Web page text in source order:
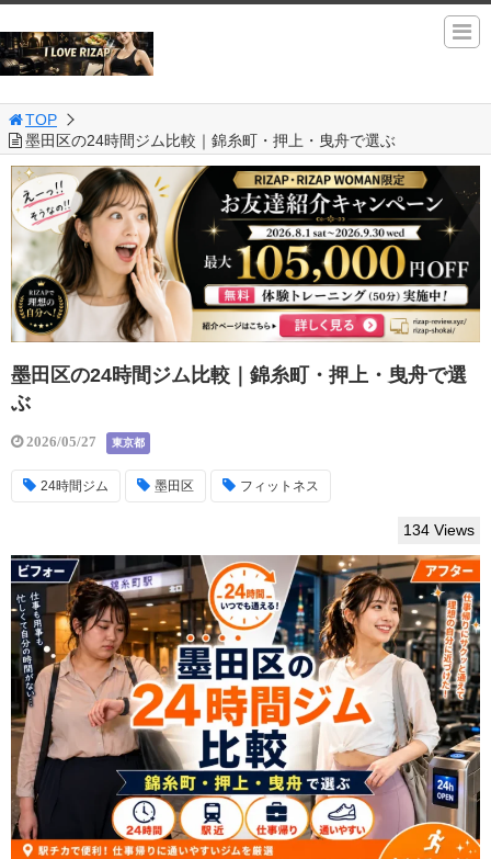
TOP
墨田区の24時間ジム比較｜錦糸町・押上・曳舟で選ぶ
墨田区の24時間ジム比較｜錦糸町・押上・曳舟で選
ぶ
2026/05/27 東京都
24時間ジム 墨田区 フィットネス
134 Views